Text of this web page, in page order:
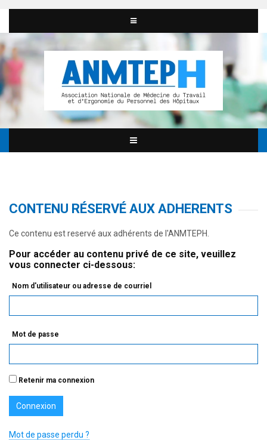
CONTENU RÉSERVÉ AUX ADHERENTS
Ce contenu est reservé aux adhérents de l'ANMTEPH.
Pour accéder au contenu privé de ce site, veuillez
vous connecter ci-dessous:
Nom d'utilisateur ou adresse de courriel
Mot de passe
Retenir ma connexion
Mot de passe perdu ?